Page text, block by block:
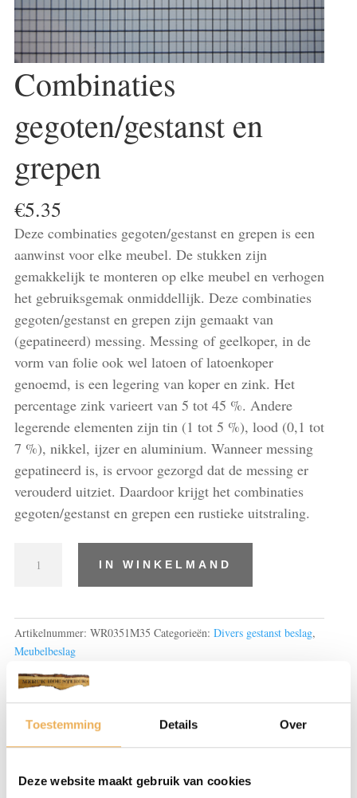
Toestemming Details Over
Deze website maakt gebruik van cookies
Combinaties
gegoten/gestanst en
grepen
€5.35
Deze combinaties gegoten/gestanst en grepen is een
aanwinst voor elke meubel. De stukken zijn
gemakkelijk te monteren op elke meubel en verhogen
het gebruiksgemak onmiddellijk. Deze combinaties
gegoten/gestanst en grepen zijn gemaakt van
(gepatineerd) messing. Messing of geelkoper, in de
vorm van folie ook wel latoen of latoenkoper
genoemd, is een legering van koper en zink. Het
percentage zink varieert van 5 tot 45 %. Andere
legerende elementen zijn tin (1 tot 5 %), lood (0,1 tot
7 %), nikkel, ijzer en aluminium. Wanneer messing
gepatineerd is, is ervoor gezorgd dat de messing er
verouderd uitziet. Daardoor krijgt het combinaties
gegoten/gestanst en grepen een rustieke uitstraling.
gegoten/gestanst
IN WINKELMAND
Artikelnummer: WR0351M35 Categorieën: Divers gestanst beslag,
Meubelbeslag
Beoordelingen (0)